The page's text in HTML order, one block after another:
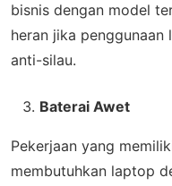
bisnis dengan model
heran jika
anti-silau.
Baterai Awet
Pekerjaan yang
membutuhkan laptop